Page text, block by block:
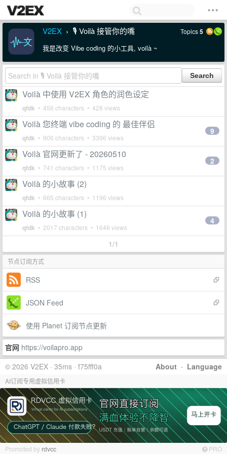
V2EX › 🎙 Voilà 接管你的嘴 Topics5
我是改变 Vibe coding 的小工具, voilà ~
Voilà 中使用 V2EX 角色的润色设定
qfdk • 456 characters • 428 views
Voilà 您终端 vibe coding 的 最佳伴侣
qfdk • 906 characters • 3396 views
9
Voilà 官网更新了 - 20260510
qfdk • 741 characters • 1175 views
2
Voilà 的小故事 (2)
qfdk • 665 characters • 1196 views
Voilà 的小故事 (1)
qfdk • 2017 characters • 1646 views
4
1/1
节点订阅方式
RSS
JSON Feed
使用 Planet 订阅节点更新
官网 https://voilapro.app
About · Language
© 2026 V2EX · 35ms · f75fff0a
AI订阅专用虚拟信用卡
Promoted by rdvcc PRO